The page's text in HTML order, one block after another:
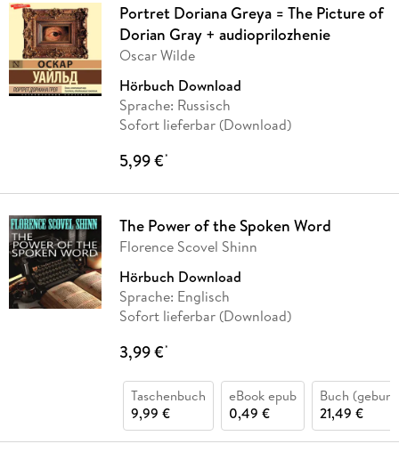
Portret Doriana Greya = The Picture of
Dorian Gray + audioprilozhenie
Oscar Wilde
Hörbuch Download
Sprache: Russisch
Sofort lieferbar (Download)
5,99 €*
The Power of the Spoken Word
Florence Scovel Shinn
Hörbuch Download
Sprache: Englisch
Sofort lieferbar (Download)
3,99 €*
Taschenbuch
9,99 €
eBook epub
0,49 €
Buch
21,49 €